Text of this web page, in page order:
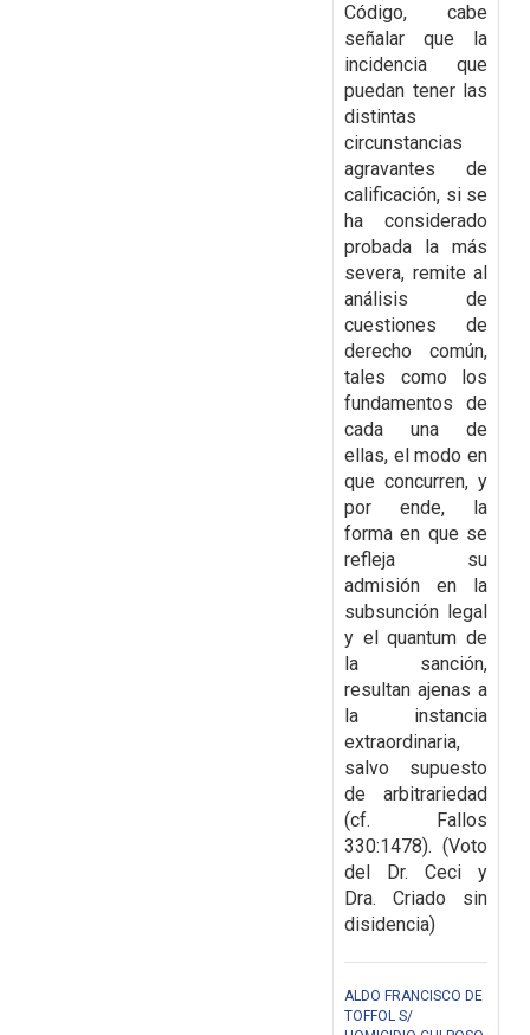
Código, cabe
señalar que la
incidencia que
puedan tener las
distintas
circunstancias
agravantes de
calificación, si se
ha considerado
probada la más
severa, remite al
análisis de
cuestiones de
derecho común,
tales como los
fundamentos de
cada una de
ellas, el modo en
que concurren, y
por ende, la
forma en que se
refleja su
admisión en la
subsunción legal
y el quantum de
la sanción,
resultan ajenas a
la instancia
extraordinaria,
salvo supuesto
de arbitrariedad
(cf. Fallos
330:1478). (Voto
del Dr. Ceci y
Dra. Criado sin
disidencia)
ALDO FRANCISCO DE
TOFFOL S/